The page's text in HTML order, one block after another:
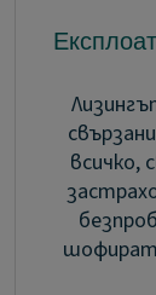
всичко,